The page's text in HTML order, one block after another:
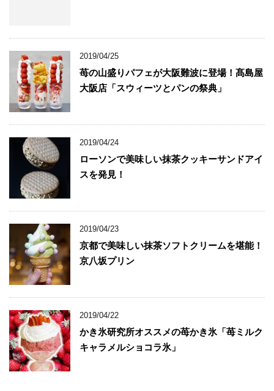
2019/04/25
苺の山盛りパフェが大阪難波に登場！髙島屋
大阪店「スウィーツとパンの祭典」
2019/04/24
ローソンで美味しい抹茶クッキーサンドアイ
スを発見！
2019/04/23
京都で美味しい抹茶ソフトクリームを堪能！
京八坂プリン
2019/04/22
かき氷研究所オススメの苺かき氷「苺ミルク
キャラメルショコラ氷」